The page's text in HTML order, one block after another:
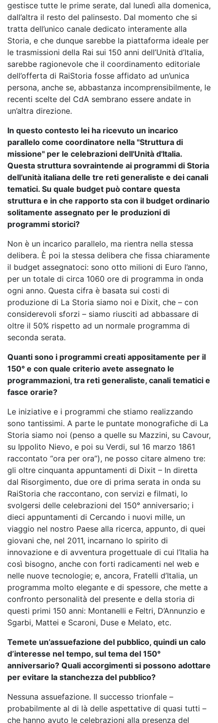
gestisce tutte le prime serate, dal lunedì alla domenica,
dall’altra il resto del palinsesto. Dal momento che si
tratta dell’unico canale dedicato interamente alla
Storia, e che dunque sarebbe la piattaforma ideale per
le trasmissioni della Rai sui 150 anni dell’Unità d’Italia,
sarebbe ragionevole che il coordinamento editoriale
dell’offerta di RaiStoria fosse affidato ad un’unica
persona, anche se, abbastanza incomprensibilmente, le
recenti scelte del CdA sembrano essere andate in
un’altra direzione.
In questo contesto lei ha ricevuto un incarico
parallelo come coordinatore nella "Struttura di
missione" per le celebrazioni dell'Unità d'Italia.
Questa struttura sovraintende ai programmi di Storia
dell’unità italiana delle tre reti generaliste e dei canali
tematici. Su quale budget può contare questa
struttura e in che rapporto sta con il budget ordinario
solitamente assegnato per le produzioni di
programmi storici?
Non è un incarico parallelo, ma rientra nella stessa
delibera. È poi la stessa delibera che fissa chiaramente
il budget assegnatoci: sono otto milioni di Euro l’anno,
per un totale di circa 1060 ore di programma in onda
ogni anno. Questa cifra è basata sui costi di
produzione di La Storia siamo noi e Dixit, che – con
considerevoli sforzi – siamo riusciti ad abbassare di
oltre il 50% rispetto ad un normale programma di
seconda serata.
Quanti sono i programmi creati appositamente per il
150° e con quale criterio avete assegnato le
programmazioni, tra reti generaliste, canali tematici e
fasce orarie?
Le iniziative e i programmi che stiamo realizzando
sono tantissimi. A parte le puntate monografiche di La
Storia siamo noi (penso a quelle su Mazzini, su Cavour,
su Ippolito Nievo, e poi su Verdi, sul 16 marzo 1861
raccontato “ora per ora”), ne posso citare almeno tre:
gli oltre cinquanta appuntamenti di Dixit – In diretta
dal Risorgimento, due ore di prima serata in onda su
RaiStoria che raccontano, con servizi e filmati, lo
svolgersi delle celebrazioni del 150° anniversario; i
dieci appuntamenti di Cercando i nuovi mille, un
viaggio nel nostro Paese alla ricerca, appunto, di quei
giovani che, nel 2011, incarnano lo spirito di
innovazione e di avventura progettuale di cui l’Italia ha
così bisogno, anche con forti radicamenti nel web e
nelle nuove tecnologie; e, ancora, Fratelli d’Italia, un
programma molto elegante e di spessore, che mette a
confronto personalità del presente e della storia di
questi primi 150 anni: Montanelli e Feltri, D’Annunzio e
Sgarbi, Mattei e Scaroni, Duse e Melato, etc.
Temete un’assuefazione del pubblico, quindi un calo
d’interesse nel tempo, sul tema del 150°
anniversario? Quali accorgimenti si possono adottare
per evitare la stanchezza del pubblico?
Nessuna assuefazione. Il successo trionfale –
probabilmente al di là delle aspettative di quasi tutti –
che hanno avuto le celebrazioni alla presenza del